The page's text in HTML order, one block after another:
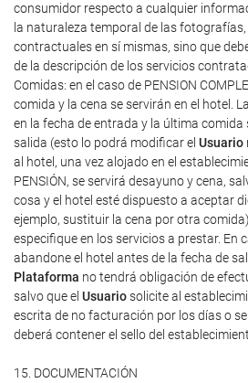
consumidor respecto a cualquier
la naturaleza temporal de las
contractuales en sí mismas, sino que
de la descripción de los servicios
Comidas: en el caso de PENSION
comida y la cena se servirán en el hotel.
en la fecha de entrada y la última comida
salida (esto lo podrá modificar el Usuario
al hotel, una vez alojado en el
PENSIÓN, se servirá desayuno y cena,
cosa y el hotel esté dispuesto a aceptar
ejemplo, sustituir la cena por otra
especifique en los servicios a prestar. En
abandone el hotel antes de la fecha de
Plataforma no tendrá obligación de
salvo que el Usuariosolicite al
escrita de no facturación por los días o
deberá contener el sello del
15. DOCUMENTACIÓN